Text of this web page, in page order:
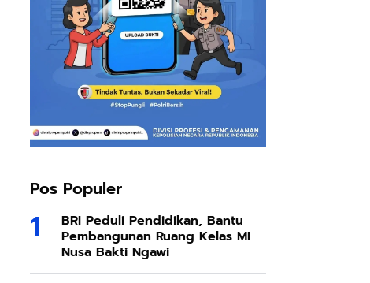
Pos Populer
BRI Peduli Pendidikan, Bantu
Pembangunan Ruang Kelas MI
Nusa Bakti Ngawi